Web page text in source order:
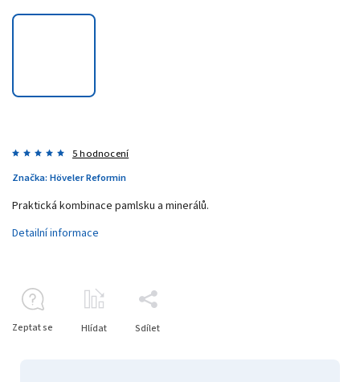
5 hodnocení
Značka: Höveler Reformin
Praktická kombinace pamlsku a minerálů.
Detailní informace
Zeptat se Hlídat Sdílet